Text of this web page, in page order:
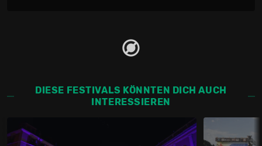
DIESE FESTIVALS KÖNNTEN DICH AUCH
INTERESSIEREN